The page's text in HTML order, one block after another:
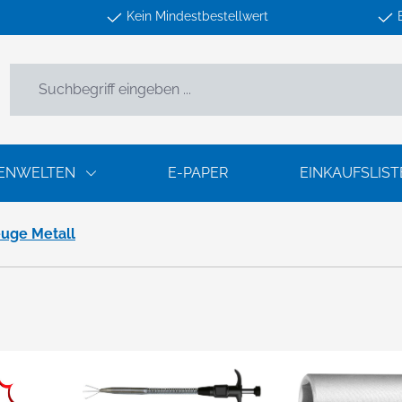
Kein Mindestbestellwert
E-PAPER
Metall